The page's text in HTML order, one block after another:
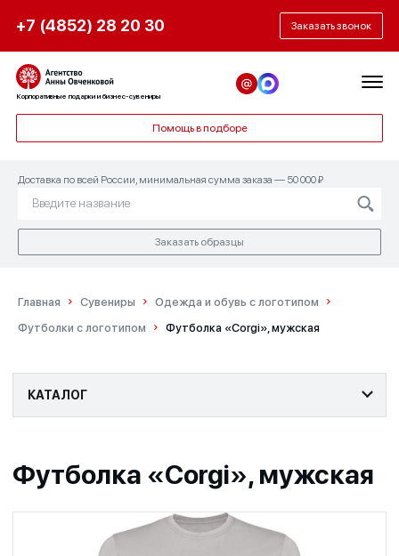
+7 (4852) 28 20 30 Заказать звонок
Корпоративные подарки и бизнес-сувениры
Помощь в подборе
Доставка по всей России, минимальная сумма заказа — 50 000 ₽
Заказать образцы
Главная Сувениры
Одежда и обувь с логотипом
Футболки с логотипом
Футболка «Corgi», мужская
КАТАЛОГ
Футболка «Corgi», мужская